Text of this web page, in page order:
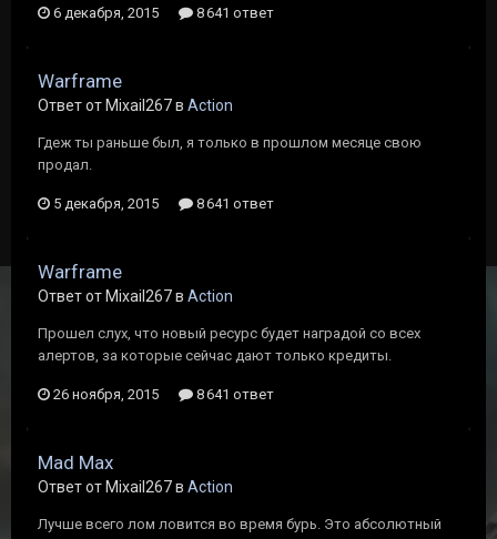
6 декабря, 2015 8 641 ответ
Warframe
Ответ от Mixail267 в Action
Гдеж ты раньше был, я только в прошлом месяце свою
продал.
5 декабря, 2015 8 641 ответ
Warframe
Ответ от Mixail267 в Action
Прошел слух, что новый ресурс будет наградой со всех
алертов, за которые сейчас дают только кредиты.
26 ноября, 2015 8 641 ответ
Mad Max
Ответ от Mixail267 в Action
Лучше всего лом ловится во время бурь. Это абсолютный